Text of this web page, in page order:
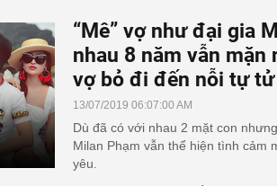
“Mê” vợ như đại gia
nhau 8 năm vẫn mặn
vợ bỏ đi đến nỗi tự
13/07/2019 06:07:00 AM
Dù đã có với nhau 2 mặt con
Milan Phạm vẫn thể hiện tình cảm
yêu.